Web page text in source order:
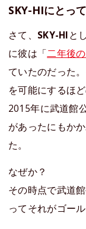
SKY-HIにとっ
さて、 SKY-HIと
に彼は「二年後
ていたのだった
を可能にするほ
2015年に武道館
があったにもか
た。
なぜか？
その時点で武道
ってそれがゴー